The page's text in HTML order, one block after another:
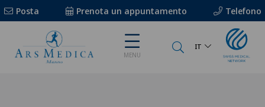
Posta Prenota un appuntamento Telefono
MENU
IT